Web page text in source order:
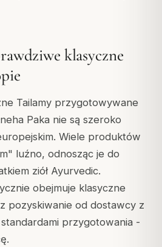
klasyczne
Tailamy przygotowywane
Paka nie są szeroko
Wiele produktów
luźno, odnosząc je do
ziół Ayurvedic.
obejmuje klasyczne
pozyskiwanie od dostawcy z
przygotowania -